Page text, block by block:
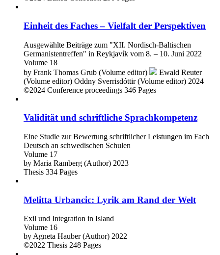
Einheit des Faches – Vielfalt der Perspektiven
Ausgewählte Beiträge zum "XII. Nordisch-Baltischen
Germanistentreffen" in Reykjavík vom 8. – 10. Juni 2022
Volume 18
by Frank Thomas Grub (Volume editor)
Ewald Reuter
(Volume editor) Oddny Sverrisdóttir (Volume editor) 2024
©2024 Conference proceedings 346 Pages
Validität und schriftliche Sprachkompetenz
Eine Studie zur Bewertung schriftlicher Leistungen im Fach
Deutsch an schwedischen Schulen
Volume 17
by Maria Ramberg (Author) 2023
Thesis 334 Pages
Melitta Urbancic: Lyrik am Rand der Welt
Exil und Integration in Island
Volume 16
by Agneta Hauber (Author) 2022
©2022 Thesis 248 Pages